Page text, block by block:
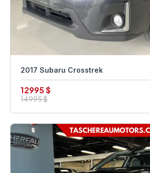
2017 Subaru Crosstrek
12995 $
14995 $